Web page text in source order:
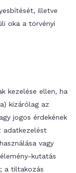
illetve
oka a törvényi
kezelése ellen, ha
kizárólag az
jogos érdekének
adatkezelést
vagy
kutatás
a tiltakozás